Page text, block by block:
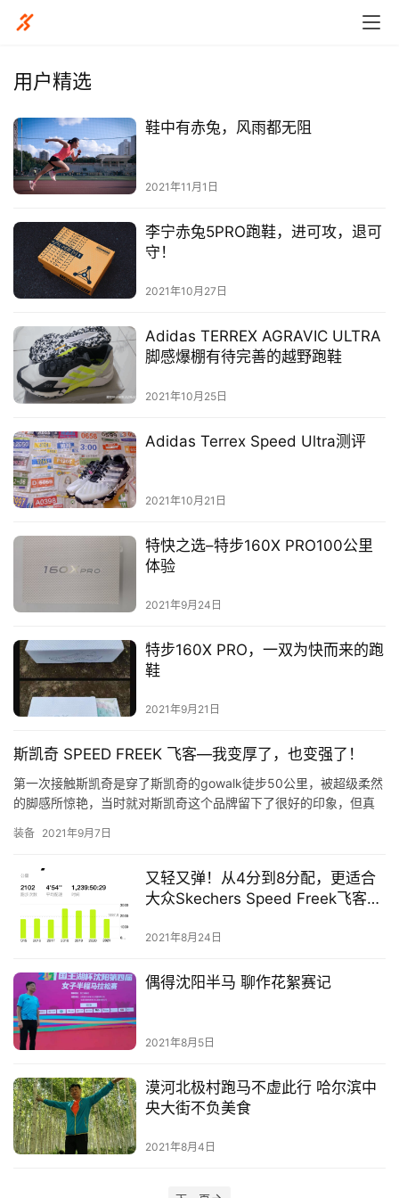
比
赛
观
察
训
练
视
频
用
户
精
选
运
动
集
用户精选
鞋中有赤兔，风雨都无阻
2021年11月1日
李宁赤兔5PRO跑鞋，进可攻，退可
守！
2021年10月27日
Adidas TERREX AGRAVIC ULTRA
脚感爆棚有待完善的越野跑鞋
2021年10月25日
Adidas Terrex Speed Ultra测评
2021年10月21日
特快之选–特步160X PRO100公里
体验
2021年9月24日
特步160X PRO，一双为快而来的跑
鞋
2021年9月21日
斯凯奇 SPEED FREEK 飞客—我变厚了，也变强了！
第一次接触斯凯奇是穿了斯凯奇的gowalk徒步50公里，被超级柔然
的脚感所惊艳，当时就对斯凯奇这个品牌留下了很好的印象，但真
装备 2021年9月7日
又轻又弹！从4分到8分配，更适合
大众Skechers Speed Freek飞客碳
2021年8月24日
偶得沈阳半马 聊作花絮赛记
2021年8月5日
漠河北极村跑马不虚此行 哈尔滨中
央大街不负美食
2021年8月4日